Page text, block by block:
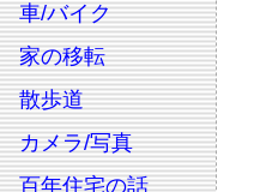
車/バイク
家の移転
散歩道
カメラ/写真
百年住宅の話